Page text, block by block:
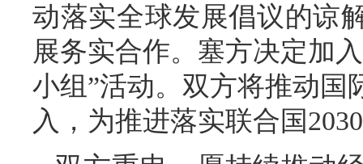
动落实全球发展倡议的谅
展务实合作。塞方决定加
小组”活动。双方将推动国
入，为推进落实联合国